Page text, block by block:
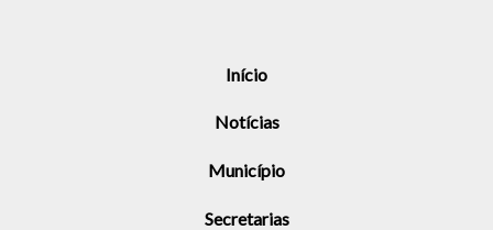
Início
Notícias
Município
Secretarias